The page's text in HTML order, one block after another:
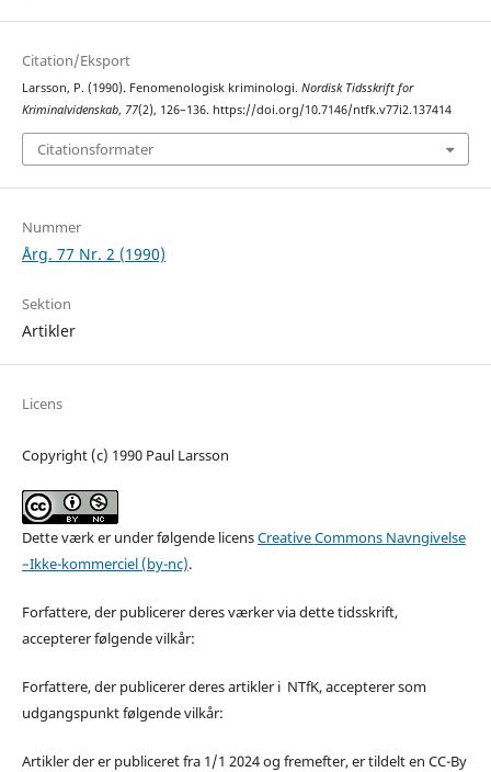
Citation/Eksport
Larsson, P. (1990). Fenomenologisk kriminologi. Nordisk Tidsskrift for
Kriminalvidenskab, 77(2), 126–136. https://doi.org/10.7146/ntfk.v77i2.137414
Citationsformater
Nummer
Årg. 77 Nr. 2 (1990)
Sektion
Artikler
Licens
Copyright (c) 1990 Paul Larsson
Dette værk er under følgende licensCreative Commons Navngivelse
–Ikke-kommerciel (by-nc).
Forfattere, der publicerer deres værker via dette tidsskrift,
accepterer følgende vilkår:
Forfattere, der publicerer deres artikler i NTfK, accepterer som
udgangspunkt følgende vilkår:
Artikler der er publiceret fra 1/1 2024 og fremefter, er tildelt en CC-By